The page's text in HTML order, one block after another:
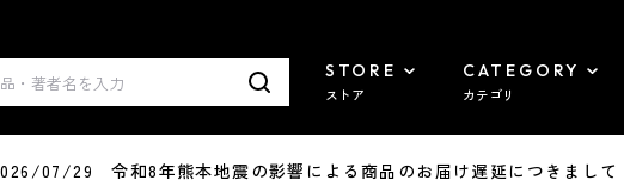
STORE
ストア
CATEGORY
カテゴリ
07/29 令和8年熊本地震の影響による商品のお届け遅延につきまして